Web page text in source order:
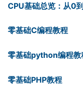
CPU基础总览：从0
零基础C编程教程
零基础python编程教
零基础PHP教程